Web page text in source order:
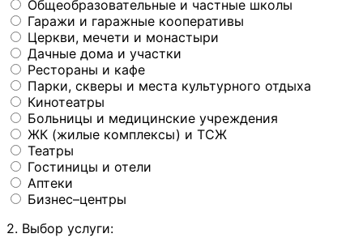
Общеобразовательные и частные школы
Гаражи и гаражные кооперативы
Церкви, мечети и монастыри
Дачные дома и участки
Рестораны и кафе
Парки, скверы и места культурного отдыха
Кинотеатры
Больницы и медицинские учреждения
ЖК (жилые комплексы) и ТСЖ
Театры
Гостиницы и отели
Аптеки
Бизнес–центры
2. Выбор услуги: